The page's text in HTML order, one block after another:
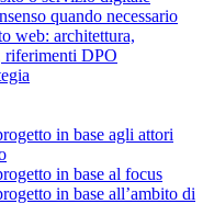
quando necessario
web: architettura,
riferimenti DPO
in base agli attori
in base al focus
in base all’ambito di